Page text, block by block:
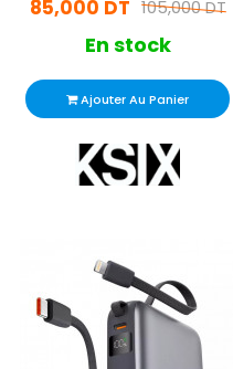
105,000 DT
85,000 DT
En stock
Ajouter Au Panier